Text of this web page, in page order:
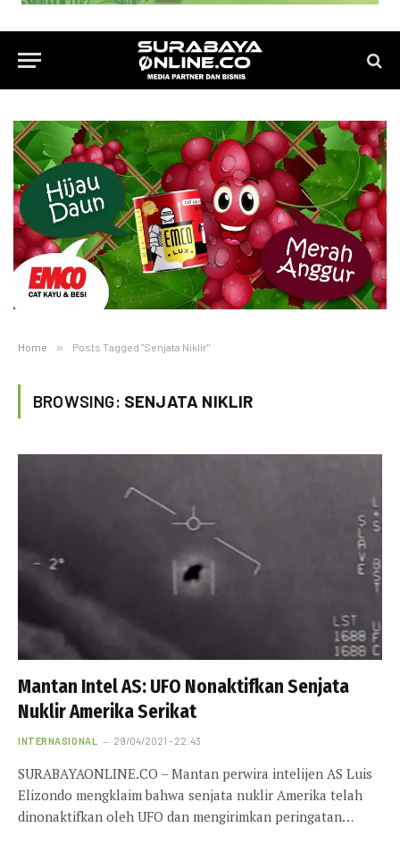
Home » Posts Tagged "Senjata Niklir"
BROWSING: SENJATA NIKLIR
Mantan Intel AS: UFO Nonaktifkan Senjata
Nuklir Amerika Serikat
INTERNASIONAL 29/04/2021 - 22:43
SURABAYAONLINE.CO – Mantan perwira intelijen AS Luis
Elizondo mengklaim bahwa senjata nuklir Amerika telah
dinonaktifkan oleh UFO dan mengirimkan peringatan…